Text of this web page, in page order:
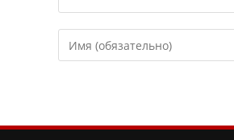
Введите
свое